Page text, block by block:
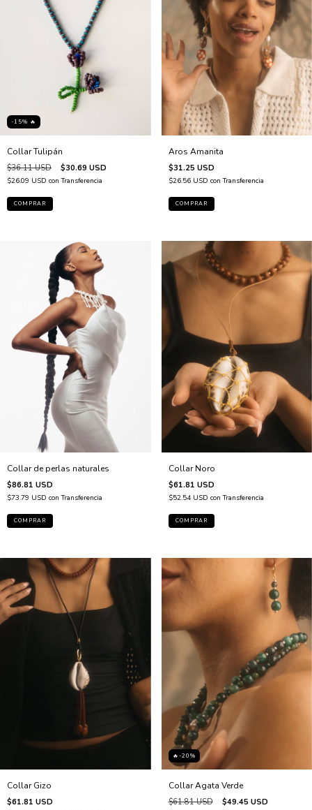
-15% 🔥
Collar Tulipán
$36.11 USD $30.69 USD
$26.09 USD con Transferencia
Aros Amanita
$31.25 USD
$26.56 USD con Transferencia
Collar de perlas naturales
$86.81 USD
$73.79 USD con Transferencia
Collar Noro
$61.81 USD
$52.54 USD con Transferencia
Collar Gizo
$61.81 USD
🔥-20%
Collar Agata Verde
$61.81 USD $49.45 USD